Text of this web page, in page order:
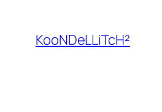
contenu
KooNDeLLiTcH²